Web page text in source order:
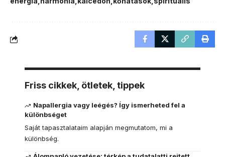
Friss cikkek, ötletek, tippek
Napallergia vagy leégés? Így ismerheted fel a
különbséget
Saját tapasztalataim alapján megmutatom, mi a
különbség.